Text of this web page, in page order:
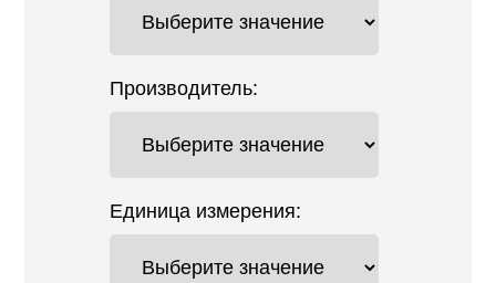
Производитель:
Единица измерения: